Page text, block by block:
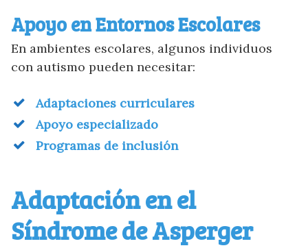
Apoyo en Entornos Escolares
En ambientes escolares, algunos individuos
con autismo pueden necesitar:
Adaptaciones curriculares
Apoyo especializado
Programas de inclusión
Adaptación en el
Síndrome de Asperger